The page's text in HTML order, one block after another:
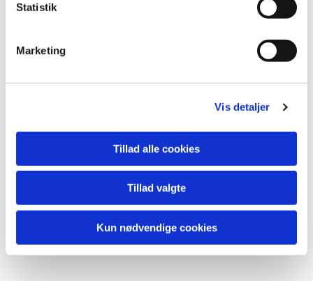
Statistik
Marketing
Vis detaljer
Tillad alle cookies
Tillad valgte
Kun nødvendige cookies